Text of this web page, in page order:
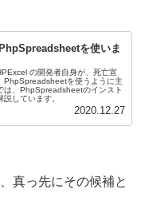
を使いま
の開発者自身が、死亡宣
PhpSpreadsheetを使うように主
は、PhpSpreadsheetのインスト
しています。
2020.12.27
真っ先にその候補と